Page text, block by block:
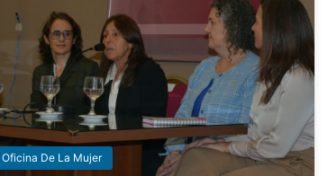
Oficina De La Mujer